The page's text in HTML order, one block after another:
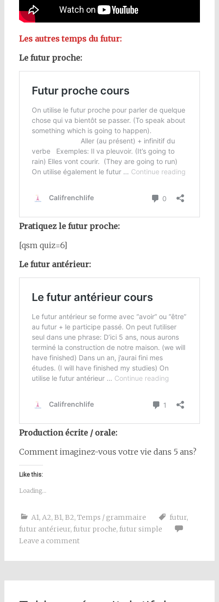
Les autres temps du futur:
Le futur proche:
Pratiquez le futur proche:
[qsm quiz=6]
Le futur antérieur:
Production écrite / orale:
Comment imaginez-vous votre vie dans 5 ans?
Like this:
Loading...
A1, A2, B1, B2, Temps / grammaire futur,
futur antérieur, futur proche, futur simple
Leave a comment